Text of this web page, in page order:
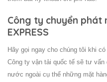
Công ty chuyển phát
EXPRESS
Hãy gọi ngay cho chúng tôi khi
Công ty vận tải quốc tế sẽ tư
nước ngoài cụ thể những mặt